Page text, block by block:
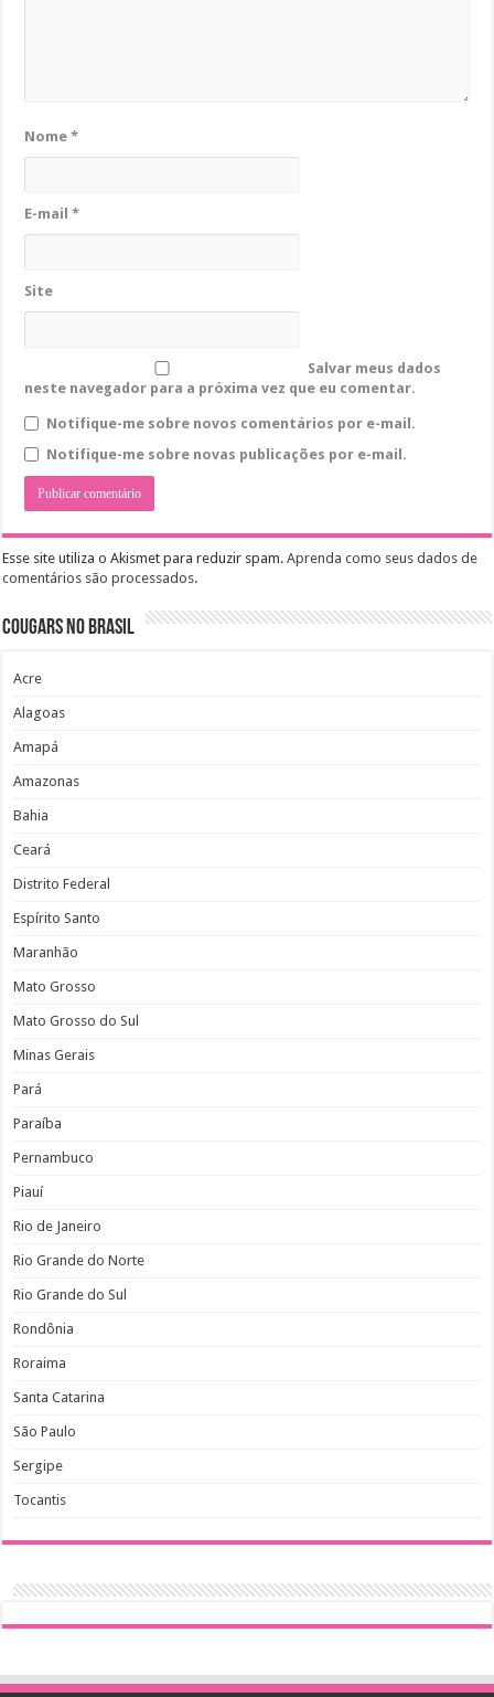
Nome*
E-mail*
Site
Salvar meus dados
neste navegador para a próxima vez que eu comentar.
Notifique-me sobre novos comentários por e-mail.
Notifique-me sobre novas publicações por e-mail.
Esse site utiliza o Akismet para reduzir spam.Aprenda como seus dados de
comentários são processados.
Cougars no Brasil
Acre
Alagoas
Amapá
Amazonas
Bahia
Ceará
Distrito Federal
Espírito Santo
Maranhão
Mato Grosso
Mato Grosso do Sul
Minas Gerais
Pará
Paraíba
Pernambuco
Piauí
Rio de Janeiro
Rio Grande do Norte
Rio Grande do Sul
Rondônia
Roraima
Santa Catarina
São Paulo
Sergipe
Tocantis